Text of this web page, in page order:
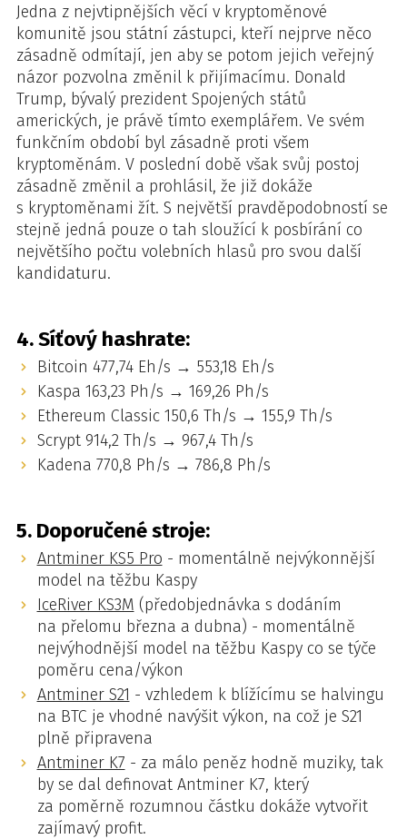
Jedna z nejvtipnějších věcí v kryptoměnové
komunitě jsou státní zástupci, kteří nejprve něco
zásadně odmítají, jen aby se potom jejich veřejný
názor pozvolna změnil k přijímacímu. Donald
Trump, bývalý prezident Spojených států
amerických, je právě tímto exemplářem. Ve svém
funkčním období byl zásadně proti všem
kryptoměnám. V poslední době však svůj postoj
zásadně změnil a prohlásil, že již dokáže
s kryptoměnami žít. S největší pravděpodobností se
stejně jedná pouze o tah sloužící k posbírání co
největšího počtu volebních hlasů pro svou další
kandidaturu.
4. Síťový hashrate:
Bitcoin 477,74 Eh/s → 553,18 Eh/s
Kaspa 163,23 Ph/s → 169,26 Ph/s
Ethereum Classic 150,6 Th/s → 155,9 Th/s
Scrypt 914,2 Th/s → 967,4 Th/s
Kadena 770,8 Ph/s → 786,8 Ph/s
5. Doporučené stroje:
Antminer KS5 Pro - momentálně nejvýkonnější
model na těžbu Kaspy
IceRiver KS3M (předobjednávka s dodáním
na přelomu března a dubna) - momentálně
nejvýhodnější model na těžbu Kaspy co se týče
poměru cena/výkon
Antminer S21 - vzhledem k blížícímu se halvingu
na BTC je vhodné navýšit výkon, na což je S21
plně připravena
Antminer K7 - za málo peněz hodně muziky, tak
by se dal definovat Antminer K7, který
za poměrně rozumnou částku dokáže vytvořit
zajímavý profit.